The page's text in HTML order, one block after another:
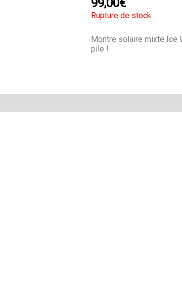
99,00€
Rupture de stock
Montre solaire mixte Ice
pile !